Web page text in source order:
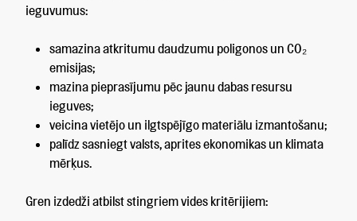
ieguvumus:
samazina atkritumu daudzumu poligonos un CO₂
emisijas;
mazina pieprasījumu pēc jaunu dabas resursu
ieguves;
veicina vietējo un ilgtspējīgo materiālu izmantošanu;
palīdz sasniegt valsts, aprites ekonomikas un klimata
mērķus.
Gren izdedži atbilst stingriem vides kritērijiem: